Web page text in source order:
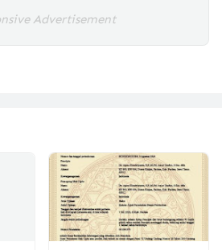
Advertisement